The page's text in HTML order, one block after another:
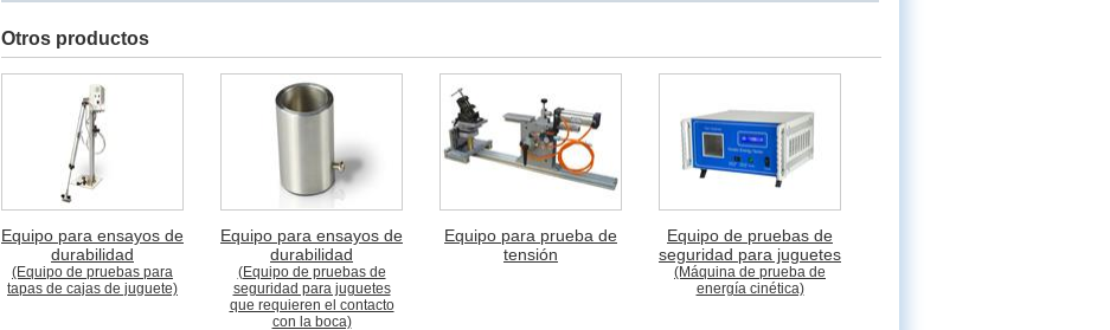
Otros productos
Equipo para ensayos de
durabilidad
(Equipo de pruebas para
tapas de cajas de juguete)
Equipo para ensayos de
durabilidad
(Equipo de pruebas de
seguridad para juguetes
que requieren el contacto
con la boca)
Equipo para prueba de
tensión
Equipo de pruebas de
seguridad para juguetes
(Máquina de prueba de
energía cinética)